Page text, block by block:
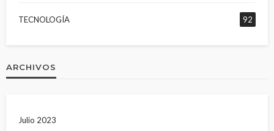
TECNOLOGÍA 92
ARCHIVOS
Julio 2023